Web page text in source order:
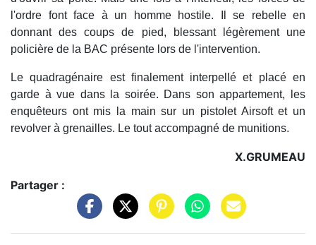
l'ordre font face à un homme hostile. Il se rebelle en
donnant des coups de pied, blessant légèrement une
policière de la BAC présente lors de l'intervention.
Le quadragénaire est finalement interpellé et placé en
garde à vue dans la soirée. Dans son appartement, les
enquêteurs ont mis la main sur un pistolet Airsoft et un
revolver à grenailles. Le tout accompagné de munitions.
X.GRUMEAU
Partager :